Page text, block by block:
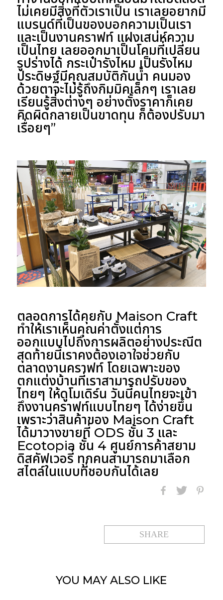
ไม่เคยมีสิ่งที่ตัวเราเป็น เราเลยอยากมี
แบรนด์ที่เป็นของบอกความเป็นเรา
และเป็นงานคราฟท์ แฝงเสน่ห์ความ
เป็นไทย เลยออกมาเป็นโคมที่เปลี่ยน
รูปร่างได้ กระเป๋ารังไหม เป็นรังไหม
ประดิษฐ์มีคุณสมบัติกันน้ำ คนมอง
ด้วยตาจะไม่รู้ถึงกิมมิคเล็กๆ เราเลย
เรียนรู้สิ่งต่างๆ อย่างตั้งราคาก็เคย
คิดผิดกลายเป็นขาดทุน ก็ต้องปรับมา
เรื่อยๆ”
ตลอดการได้คุยกับ Maison Craft
ทำให้เราเห็นคุณค่าตั้งแต่การ
ออกแบบไปถึงการผลิตอย่างประณีต
สุดท้ายนี้เราคงต้องเอาใจช่วยกับ
ตลาดงานคราฟท์ โดยเฉพาะของ
ตกแต่งบ้านที่เราสามารถปรับของ
ไทยๆ ให้ดูโมเดิร์น วันนี้คนไทยจะเข้า
ถึงงานคราฟท์แบบไทยๆ ได้ง่ายขึ้น
เพราะว่าสินค้าของ Maison Craft
ได้มาวางขายที่ ODS ชั้น 3 และ
Ecotopia ชั้น 4 ศูนย์การค้าสยาม
ดิสคัฟเวอรี่ ทุกคนสามารถมาเลือก
สไตล์ในแบบที่ชอบกันได้เลย
SHARE
YOU MAYALSO LIKE